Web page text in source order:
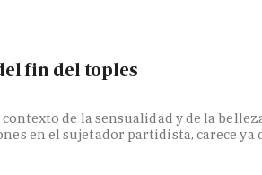
fin del toples
contexto de la sensualidad y de la
en el sujetador partidista, carece ya